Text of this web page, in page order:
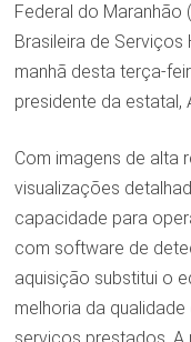
Federal do Maranhão
Brasileira de Serviços
manhã desta terça-
presidente da estatal,
Com imagens de alta
visualizações
capacidade para
com software de
aquisição substitui o
melhoria da